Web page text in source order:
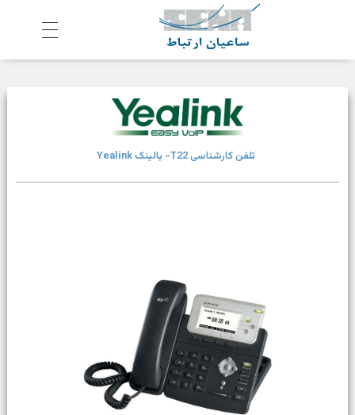
ش
رکت ساعیان ارتباط آینده پیشرو یکپارچگی و امنیت در ارتباط
تلفن کارشناسی T22- یالینک Yealink